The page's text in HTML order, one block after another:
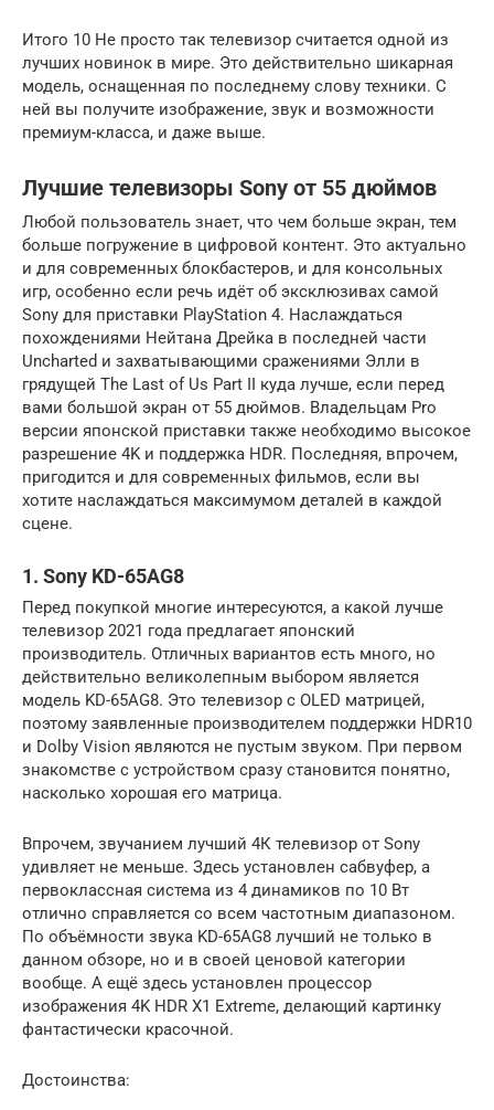
Итого 10 Не просто так телевизор считается одной из
лучших новинок в мире. Это действительно шикарная
модель, оснащенная по последнему слову техники. С
ней вы получите изображение, звук и возможности
премиум-класса, и даже выше.
Лучшие телевизоры Sony от 55 дюймов
Любой пользователь знает, что чем больше экран, тем
больше погружение в цифровой контент. Это актуально
и для современных блокбастеров, и для консольных
игр, особенно если речь идёт об эксклюзивах самой
Sony для приставки PlayStation 4. Наслаждаться
похождениями Нейтана Дрейка в последней части
Uncharted и захватывающими сражениями Элли в
грядущей The Last of Us Part II куда лучше, если перед
вами большой экран от 55 дюймов. Владельцам Pro
версии японской приставки также необходимо высокое
разрешение 4K и поддержка HDR. Последняя, впрочем,
пригодится и для современных фильмов, если вы
хотите наслаждаться максимумом деталей в каждой
сцене.
1. Sony KD-65AG8
Перед покупкой многие интересуются, а какой лучше
телевизор 2021 года предлагает японский
производитель. Отличных вариантов есть много, но
действительно великолепным выбором является
модель KD-65AG8. Это телевизор с OLED матрицей,
поэтому заявленные производителем поддержки HDR10
и Dolby Vision являются не пустым звуком. При первом
знакомстве с устройством сразу становится понятно,
насколько хорошая его матрица.
Впрочем, звучанием лучший 4К телевизор от Sony
удивляет не меньше. Здесь установлен сабвуфер, а
первоклассная система из 4 динамиков по 10 Вт
отлично справляется со всем частотным диапазоном.
По объёмности звука KD-65AG8 лучший не только в
данном обзоре, но и в своей ценовой категории
вообще. А ещё здесь установлен процессор
изображения 4K HDR X1 Extreme, делающий картинку
фантастически красочной.
Достоинства: